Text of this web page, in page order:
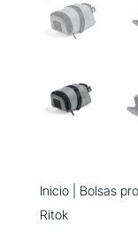
Inicio| Bolsas
Ritok